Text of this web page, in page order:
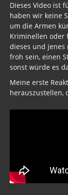
Dieses Video ist
haben wir keine
um die Armen
Kriminellen oder
dieses und
froh sein, einen
sonst würde es
Meine erste
herauszustellen,